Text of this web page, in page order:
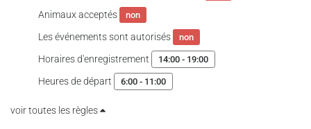
Animaux acceptés non
Les événements sont autorisés non
Horaires d'enregistrement 14:00 - 19:00
Heures de départ 6:00 - 11:00
voir toutes les règles